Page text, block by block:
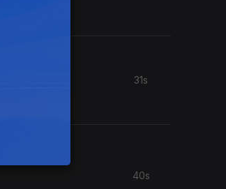
31s
40s